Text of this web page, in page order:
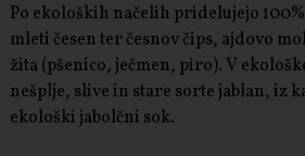
Po ekoloških načelih pridelujejo
mleti česen ter česnov čips, ajdovo
žita (pšenico, ječmen, piro). V
nešplje, slive in stare sorte jablan, iz
ekološki jabolčni sok.